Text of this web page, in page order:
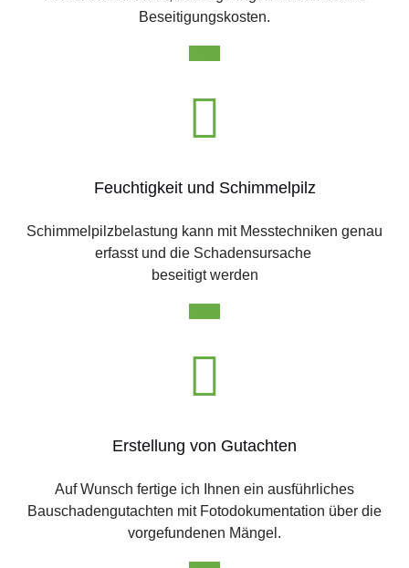
Beseitigungskosten.
Feuchtigkeit und Schimmelpilz
Schimmelpilzbelastung kann mit Messtechniken genau
erfasst und die Schadensursache
beseitigt werden
Erstellung von Gutachten
Auf Wunsch fertige ich Ihnen ein ausführliches
Bauschadengutachten mit Fotodokumentation über die
vorgefundenen Mängel.